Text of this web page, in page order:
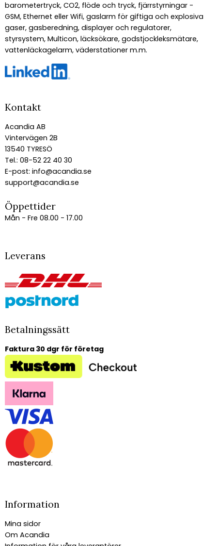
barometertryck, CO2, flöde och tryck, fjärrstyrningar -
GSM, Ethernet eller Wifi, gaslarm för giftiga och explosiva
gaser, gasberedning, displayer och regulatorer,
styrsystem, Multicon, läcksökare, godstjockleksmätare,
vattenläckagelarm, väderstationer m.m.
Kontakt
Acandia AB
Vintervägen 2B
13540 TYRESÖ
Tel.: 08-52 22 40 30
E-post: info@acandia.se
support@acandia.se
Öppettider
Mån - Fre 08.00 - 17.00
Leverans
Betalningssätt
Faktura 30 dgr för företag
Information
Mina sidor
Om Acandia